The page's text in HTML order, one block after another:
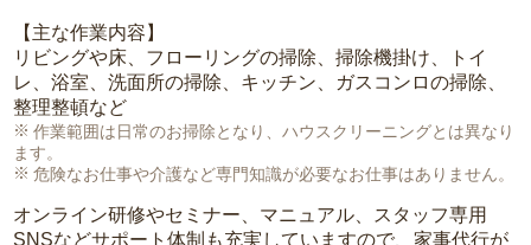
【主な作業内容】
リビングや床、フローリングの掃除、掃除機掛け、トイ
レ、浴室、洗面所の掃除、キッチン、ガスコンロの掃除、
整理整頓など
作業範囲は日常のお掃除となり、ハウスクリーニングとは異なり
ます。
危険なお仕事や介護など専門知識が必要なお仕事はありません。
オンライン研修やセミナー、マニュアル、スタッフ専用
SNSなどサポート体制も充実していますので、家事代行が